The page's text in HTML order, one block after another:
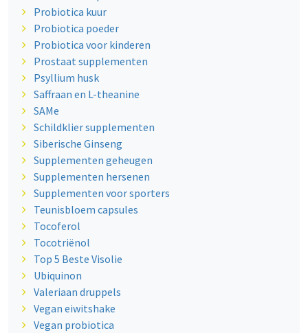
Probiotica kuur
Probiotica poeder
Probiotica voor kinderen
Prostaat supplementen
Psyllium husk
Saffraan en L-theanine
SAMe
Schildklier supplementen
Siberische Ginseng
Supplementen geheugen
Supplementen hersenen
Supplementen voor sporters
Teunisbloem capsules
Tocoferol
Tocotriënol
Top 5 Beste Visolie
Ubiquinon
Valeriaan druppels
Vegan eiwitshake
Vegan probiotica